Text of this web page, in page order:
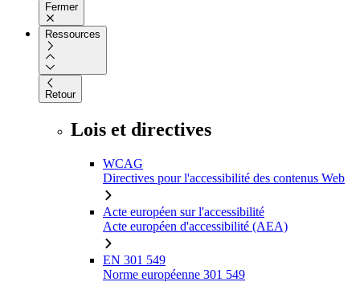
Fermer
Ressources
Retour
Lois et directives
WCAG
Directives pour l'accessibilité des contenus Web
Acte européen sur l'accessibilité
Acte européen d'accessibilité (AEA)
EN 301 549
Norme européenne 301 549